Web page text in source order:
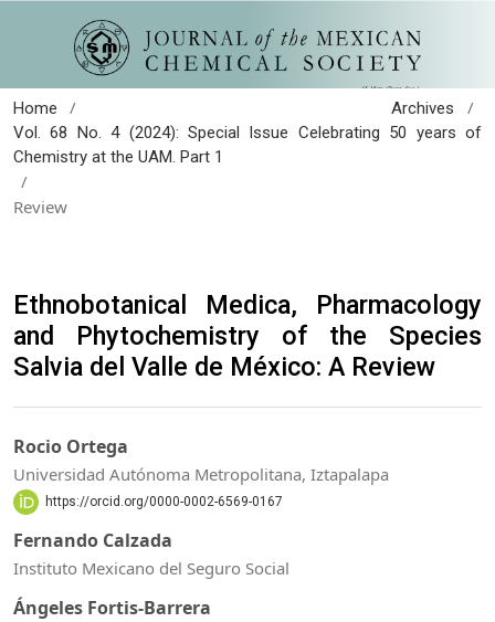
Home / Archives /
Vol. 68 No. 4 (2024): Special Issue Celebrating 50 years of
Chemistry at the UAM. Part 1
/
Review
Ethnobotanical Medica, Pharmacology
and Phytochemistry of the Species
Salvia del Valle de México: A Review
Rocio Ortega
Universidad Autónoma Metropolitana, Iztapalapa
https://orcid.org/0000-0002-6569-0167
Fernando Calzada
Instituto Mexicano del Seguro Social
Ángeles Fortis-Barrera